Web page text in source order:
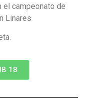
el campeonato de
Linares.
18